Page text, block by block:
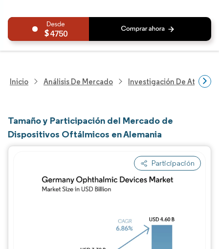
4750
Inicio Análisis De Mercado Investigación De
Tamaño y Participación del Mercado de
Dispositivos Oftálmicos en Alemania
Participación